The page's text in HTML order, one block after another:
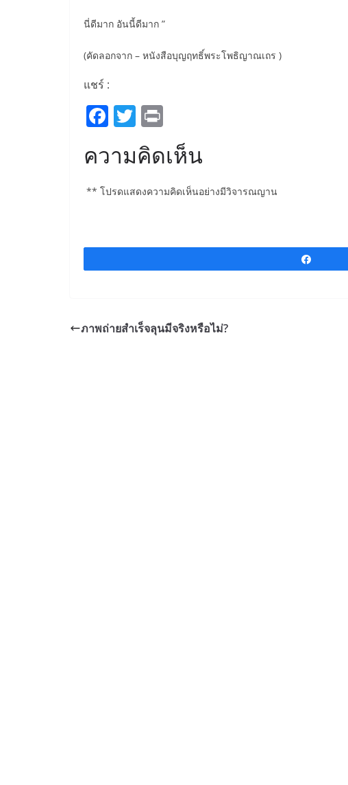
นี่ดีมาก อันนี้ดีมาก ”
(คัดลอกจาก – หนังสือบุญฤทธิ์พระโพธิญาณเถร )
แชร์ :
F
c
e
b
o
k
T
w
itt
er
in
t
ความคิดเห็น
** โปรดแสดงความคิดเห็นอย่างมีวิจารณญาน
ภาพถ่ายสำเร็จลุนมีจริงหรือไม่?